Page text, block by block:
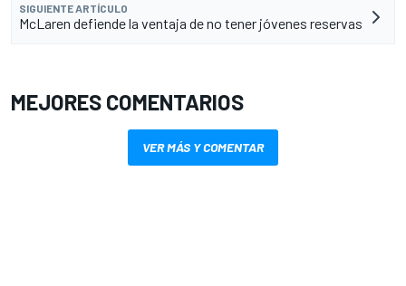
SIGUIENTE ARTÍCULO
McLaren defiende la ventaja de no tener jóvenes reservas
MEJORES COMENTARIOS
VER MÁS Y COMENTAR